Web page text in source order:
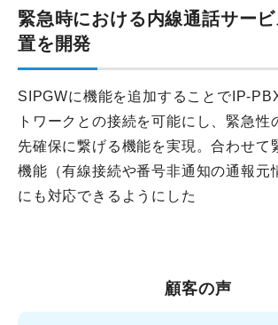
緊急時における内線通話サー
置を開発
SIPGWに機能を追加することでIP-
トワークとの接続を可能にし、緊急性
先確保に繋げる機能を実現。合わせて
機能（有線接続や番号非通知の通報元
にも対応できるようにした
顧客の声